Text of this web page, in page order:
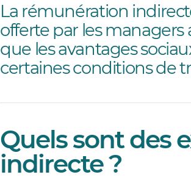
La rémunération
offerte par les managers
que les avantages
certaines conditions de
Quels sont des
indirecte ?